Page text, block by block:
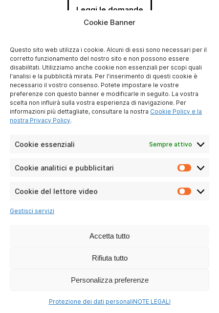
Cookie Banner
Questo sito web utilizza i cookie. Alcuni di essi sono necessari per il
corretto funzionamento del nostro sito e non possono essere
disabilitati. Utilizziamo anche cookie non essenziali per scopi quali
l'analisi e la pubblicità mirata. Per l'inserimento di questi cookie è
necessario il vostro consenso. Potete impostare le vostre
preferenze con questo banner e modificarle in seguito. La vostra
scelta non influirà sulla vostra esperienza di navigazione. Per
informazioni più dettagliate, consultare la nostra Cookie Policy e la
nostra Privacy Policy.
Cookie essenziali Sempre attivo
Cookie analitici e pubblicitari
Cookie
Cookie del lettore video
Cookie
Gestisci servizi
Accetta tutto
Rifiuta tutto
Personalizza preferenze
Protezione dei dati personaliNOTE LEGALI
Leggi le domande